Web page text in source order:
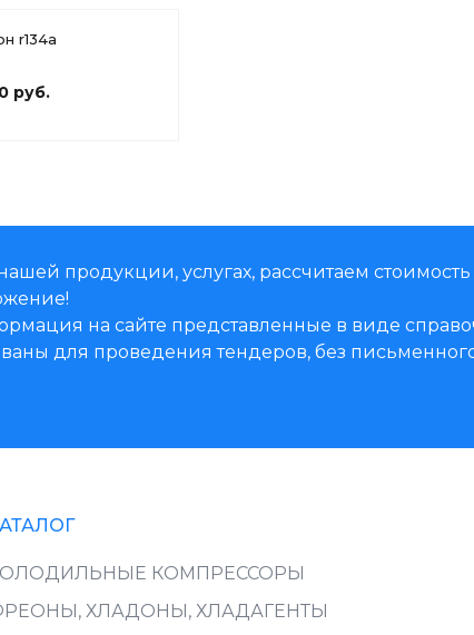
r134a
руб.
продукции, услугах, рассчитаем
на сайте представленные в виде
для проведения тендеров, без
КОМПРЕССОРЫ
ХЛАДОНЫ, ХЛАДАГЕНТЫ